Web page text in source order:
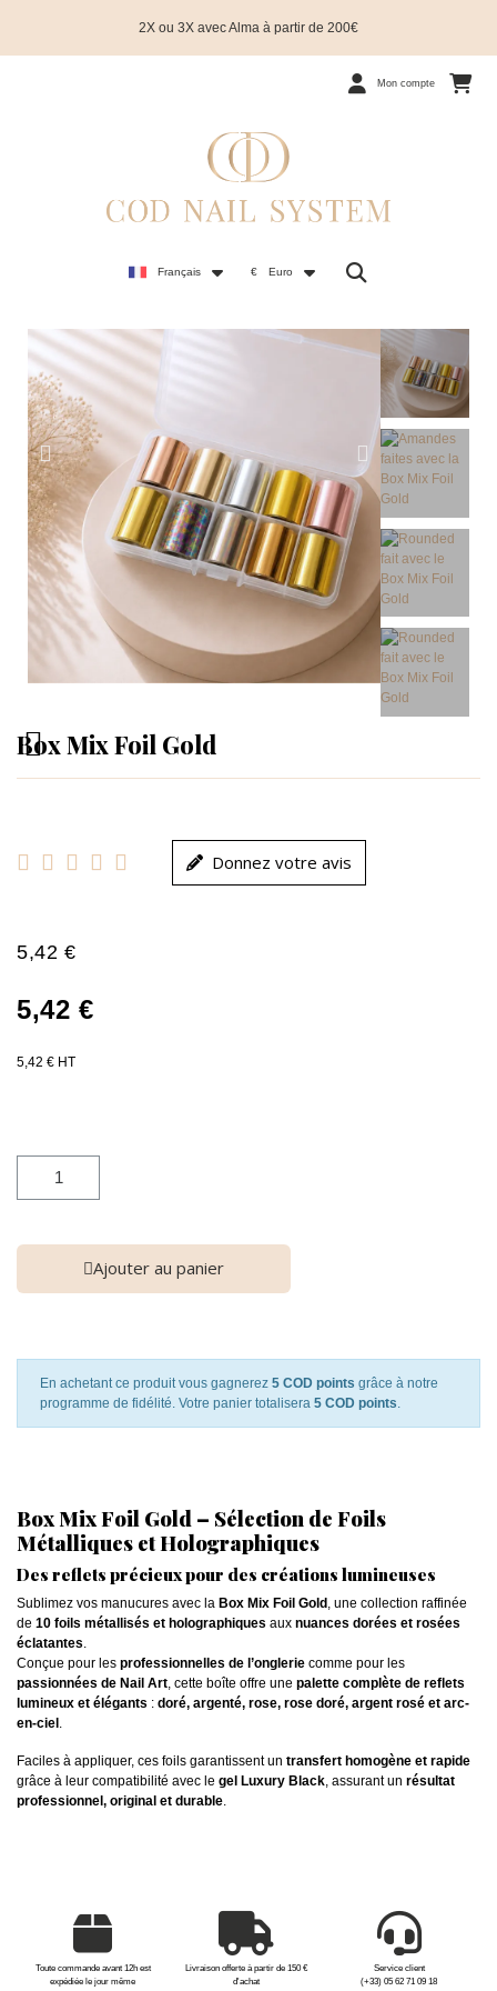
2X ou 3X avec Alma à partir de 200€
Mon compte
Français € Euro
Box Mix Foil Gold
     Donnez votre avis
5,42 €
5,42 €
5,42 € HT
Ajouter au panier
En achetant ce produit vous gagnerez 5 COD points grâce à notre
programme de fidélité. Votre panier totalisera 5 COD points.
Box Mix Foil Gold – Sélection de Foils
Métalliques et Holographiques
Des reflets précieux pour des créations lumineuses
Sublimez vos manucures avec la Box Mix Foil Gold , une collection raffinée
de 10 foils métallisés et holographiques aux nuances dorées et rosées
éclatantes.
Conçue pour les professionnelles de l’onglerie comme pour les
passionnées de Nail Art, cette boîte offre une palette complète de reflets
lumineux et élégants : doré, argenté, rose, rose doré, argent rosé et arc-
en-ciel .
Faciles à appliquer, ces foils garantissent un transfert homogène et rapide
grâce à leur compatibilité avec le gel Luxury Black, assurant un résultat
professionnel, original et durable.
Toute commande avant 12h est
expédiée le jour même
Livraison offerte à partir de 150 €
d'achat
Service client
(+33) 05 62 71 09 18